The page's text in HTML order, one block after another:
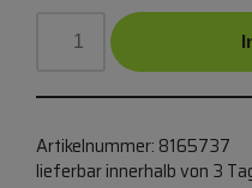
Artikelnummer: 8165737
lieferbar innerhalb von 3